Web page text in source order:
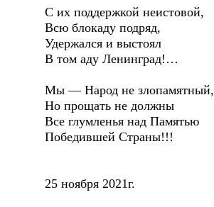
С их поддержкой неистовой,
Всю блокаду подряд,
Удержался и выстоял
В том аду Ленинград!…
Мы — Народ не злопамятный,
Но прощать не должны
Все глумленья над Памятью
Победившей Страны!!!
25 ноября 2021г.